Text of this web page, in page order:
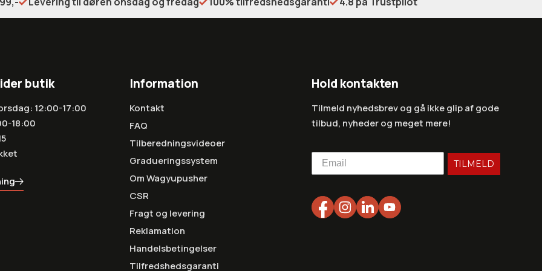
butik
12:00-17:00
18:00
Information
Kontakt
FAQ
Tilberedningsvideoer
Gradueringssystem
Om Wagyupusher
CSR
Fragt og levering
Reklamation
Handelsbetingelser
Tilfredshedsgaranti
Hold kontakten
Tilmeld nyhedsbrev og gå ikke glip af gode
tilbud, nyheder og meget mere!
TILMELD